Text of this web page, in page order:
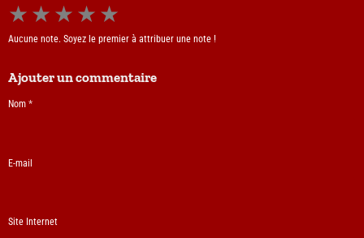
★ ★ ★ ★ ★
Aucune note. Soyez le premier à attribuer une note !
Ajouter un commentaire
Nom
E-mail
Site Internet